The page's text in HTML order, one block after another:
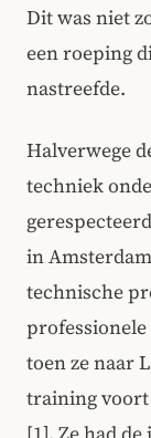
Dit was niet
een roeping
nastreefde.
Halverwege
techniek
in
technische
toen ze naar
training voort